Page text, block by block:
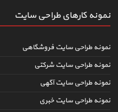
نمونه کارهای طراحی سایت
نمونه طراحی سایت فروشگاهی
نمونه طراحی سایت شرکتی
نمونه طراحی سایت آگهی
نمونه طراحی سایت خبری